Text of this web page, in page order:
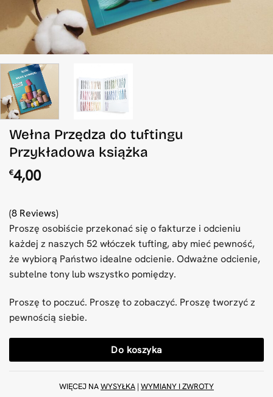
Wełna Przędza do tuftingu
Przykładowa książka
€4,00
(8 Reviews)
Proszę osobiście przekonać się o fakturze i odcieniu
każdej z naszych 52 włóczek tufting, aby mieć pewność,
że wybiorą Państwo idealne odcienie. Odważne odcienie,
subtelne tony lub wszystko pomiędzy.
Proszę to poczuć. Proszę to zobaczyć. Proszę tworzyć z
pewnością siebie.
Do koszyka
WIĘCEJ NAWYSYŁKA | WYMIANY I ZWROTY